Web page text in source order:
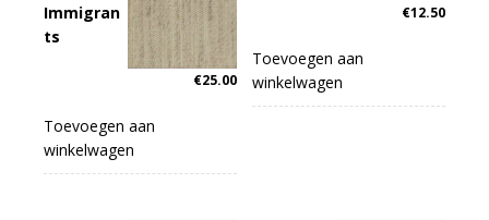
Immigran
ts
€25.00
Toevoegen aan
winkelwagen
€12.50
Toevoegen aan
winkelwagen